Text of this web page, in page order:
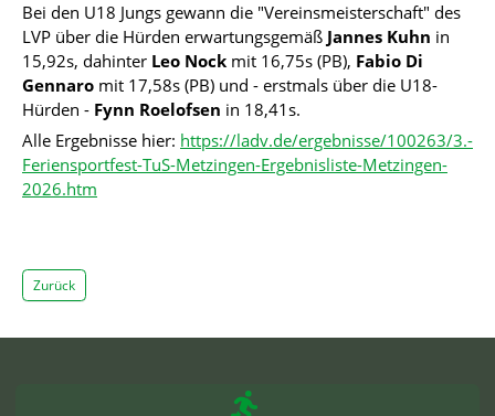
Bei den U18 Jungs gewann die "Vereinsmeisterschaft" des
LVP über die Hürden erwartungsgemäß Jannes Kuhn in
15,92s, dahinter Leo Nock mit 16,75s (PB), Fabio Di
Gennaro mit 17,58s (PB) und - erstmals über die U18-
Hürden - Fynn Roelofsen in 18,41s.
Alle Ergebnisse hier: https://ladv.de/ergebnisse/100263/3.-
Feriensportfest-TuS-Metzingen-Ergebnisliste-Metzingen-
2026.htm
Zurück